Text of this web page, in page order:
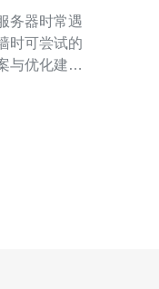
务器时常遇
时可尝试的
与优化建